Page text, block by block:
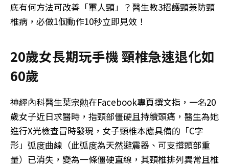
底有何方法可改善「軍人頸」？醫生教3招護頸兼防頸
椎病，必做1個動作10秒立即見效！
20歲女長期玩手機 頸椎急速退化如
60歲
神經內科醫生葉宗勲在Facebook專頁撰文指，一名20
歲女子近日求醫時，指頸部僵硬且持續頭痛，醫生為她
進行X光檢查冒時發現，女子頸椎本應具備的「C字
形」弧度曲線（此弧度為天然避震器、可支撐頭部重
量）已消失，變為一條僵硬直線，其頸椎排列異常且椎